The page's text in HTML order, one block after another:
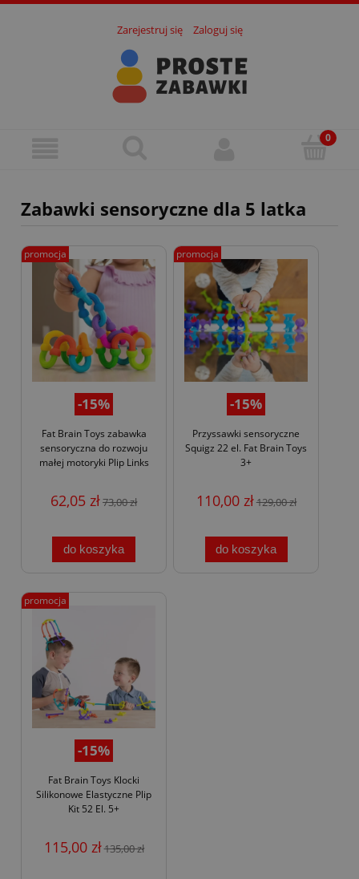
Zarejestruj się Zaloguj się
Zabawki sensoryczne dla 5 latka
-15%
Fat Brain Toys zabawka
sensoryczna do rozwoju
małej motoryki Plip Links
62,05 zł73,00 zł
do koszyka
promocja
-15%
Przyssawki sensoryczne
Squigz 22 el. Fat Brain Toys
3+
110,00 zł129,00 zł
do koszyka
promocja
-15%
Fat Brain Toys Klocki
Silikonowe Elastyczne Plip
Kit 52 El. 5+
115,00 zł135,00 zł
promocja